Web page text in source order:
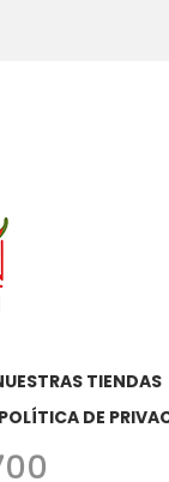
TIENDAS
POLÍTICA DE